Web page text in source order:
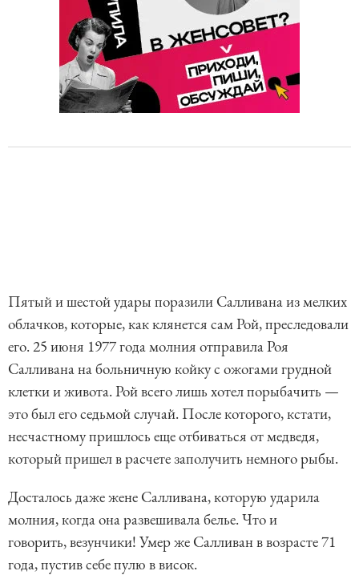
Пятый и шестой удары поразили Салливана из мелких
облачков, которые, как клянется сам Рой, преследовали
его. 25 июня 1977 года молния отправила Роя
Салливана на больничную койку с ожогами грудной
клетки и живота. Рой всего лишь хотел порыбачить —
это был его седьмой случай. После которого, кстати,
несчастному пришлось еще отбиваться от медведя,
который пришел в расчете заполучить немного рыбы.
Досталось даже жене Салливана, которую ударила
молния, когда она развешивала белье. Что и
говорить, везунчики! Умер же Салливан в возрасте 71
года, пустив себе пулю в висок.